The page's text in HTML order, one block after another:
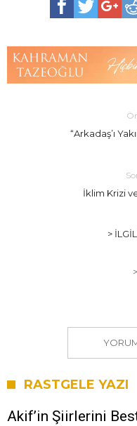
“Arkadaş’ı
İklim Krizi ve
>
RASTGELE YAZI
Akif’in Şiirlerini